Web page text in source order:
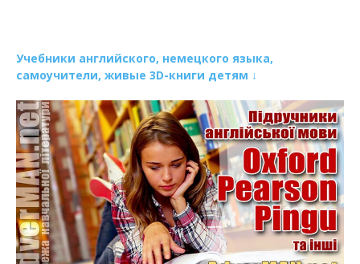
Учебники английского, немецкого языка,
самоучители, живые 3D-книги детям ↓